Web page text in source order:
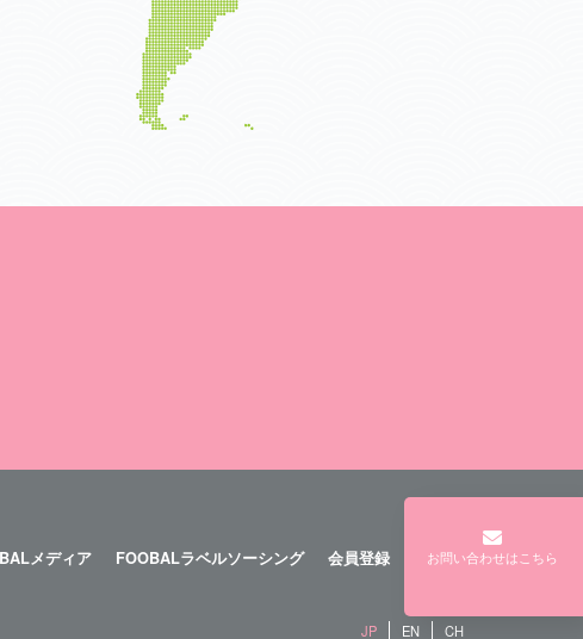
お問い合わせはこちら
メディア FOOBALラベルソーシング 会員登録 ログイン
JP EN CH